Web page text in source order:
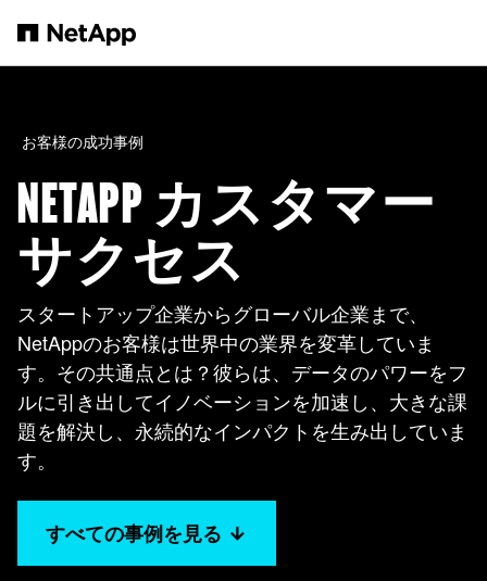
お客様の成功事例
NETAPP カスタマー
サクセス
スタートアップ企業からグローバル企業まで、
NetAppのお客様は世界中の業界を変革していま
す。その共通点とは？彼らは、データのパワーをフ
ルに引き出してイノベーションを加速し、大きな課
題を解決し、永続的なインパクトを生み出していま
す。
すべての事例を見る